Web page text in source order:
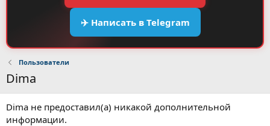
✈️ Написать в Telegram
Пользователи
Dima
Dima не предоставил(а) никакой дополнительной
информации.